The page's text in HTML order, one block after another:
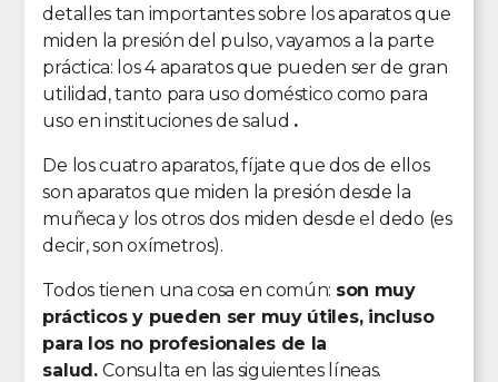
detalles tan importantes sobre los aparatos que
miden la presión del pulso, vayamos a la parte
práctica: los 4 aparatos que pueden ser de gran
utilidad, tanto para uso doméstico como para
uso en instituciones de salud .
De los cuatro aparatos, fíjate que dos de ellos
son aparatos que miden la presión desde la
muñeca y los otros dos miden desde el dedo (es
decir, son oxímetros).
Todos tienen una cosa en común: son muy
prácticos y pueden ser muy útiles, incluso
para los no profesionales de la
salud.Consulta en las siguientes líneas.